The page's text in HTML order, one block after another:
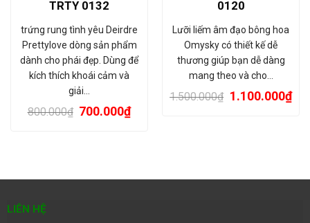
TRTY 0132
trứng rung tình yêu Deirdre
Prettylove dòng sản phẩm
dành cho phái đẹp. Dùng để
kích thích khoái cảm và
giải…
800.000₫ 700.000₫
0120
Lưỡi liếm âm đạo bông hoa
Omysky có thiết kế dễ
thương giúp bạn dễ dàng
mang theo và cho…
1.500.000₫ 1.100.000₫
LIÊN HỆ